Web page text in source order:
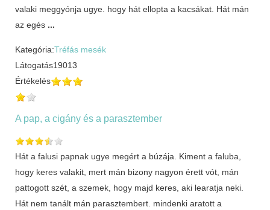
valaki meggyónja ugye. hogy hát ellopta a kacsákat. Hát mán
az egés ...
Kategória:Tréfás mesék
Látogatás19013
Értékelés
A pap, a cigány és a parasztember
Hát a falusi papnak ugye megért a búzája. Kiment a faluba,
hogy keres valakit, mert mán bizony nagyon érett vót, mán
pattogott szét, a szemek, hogy majd keres, aki learatja neki.
Hát nem tanált mán parasztembert. mindenki aratott a